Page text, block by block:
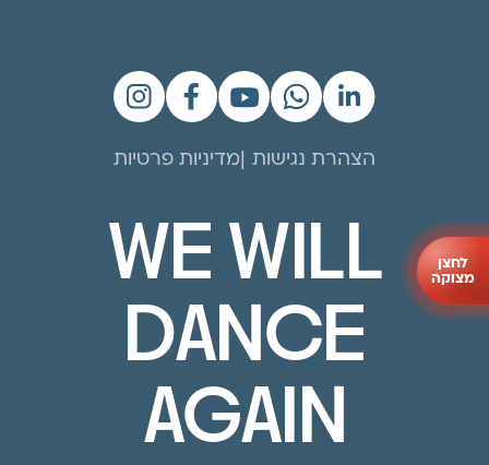
הצהרת נגישות מדיניות פרטיות
WE WILL
DANCE
AGAIN
לחצן
מצוקה